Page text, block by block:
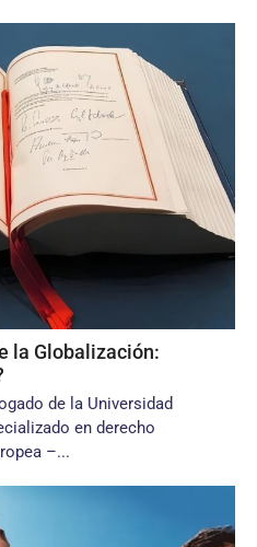
la Globalización:
de la Universidad
en derecho
–...